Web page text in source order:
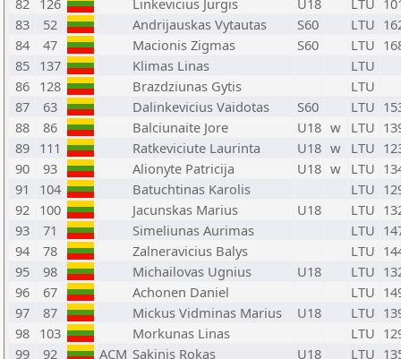
82 126 Linkevicius Jurgis U18 LTU
83
52 Andrijauskas Vytautas S60 LTU
84
47 Macionis Zigmas S60 LTU
85 137 Klimas Linas
LTU
86 128 Brazdziunas Gytis
LTU
87
63 Dalinkevicius Vaidotas S60 LTU
88
86 Balciunaite Jore U18 w LTU
89 111 Ratkeviciute Laurinta U18 w LTU
90
93 Alionyte Patricija U18 w LTU
91
104 Batuchtinas Karolis LTU
92 100 Jacunskas Marius U18 LTU
93
71 Simeliunas Aurimas LTU
94
78 Zalneravicius Balys LTU
95
98 Michailovas Ugnius U18 LTU
96
67 Achonen Daniel LTU
97
87 Mickus Vidminas Marius U18 LTU
98 103 Morkunas Linas LTU
99
92 ACM Sakinis Rokas U18 LTU